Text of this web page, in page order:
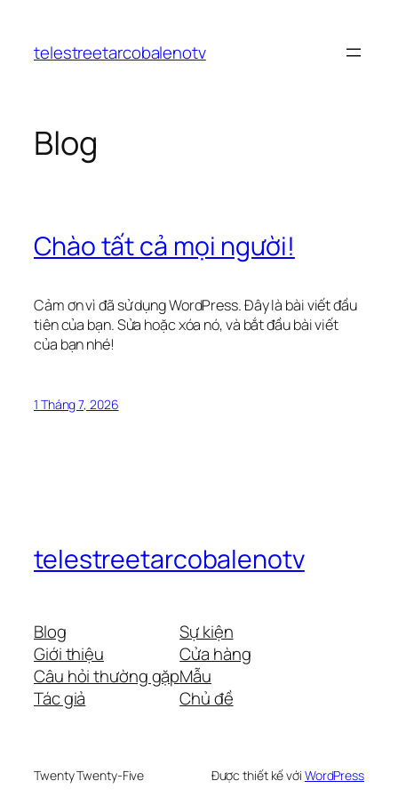
phầntelestreetarcobalenotv
Blog
Chào tất cả mọi người!
Cảm ơn vì đã sử dụng WordPress. Đây là bài viết đầu
tiên của bạn. Sửa hoặc xóa nó, và bắt đầu bài viết
của bạn nhé!
1 Tháng 7, 2026
telestreetarcobalenotv
Blog
Giới thiệu
Câu hỏi thường gặp
Tác giả
Sự kiện
Cửa hàng
Mẫu
Chủ đề
Twenty Twenty-Five Được thiết kế với WordPress